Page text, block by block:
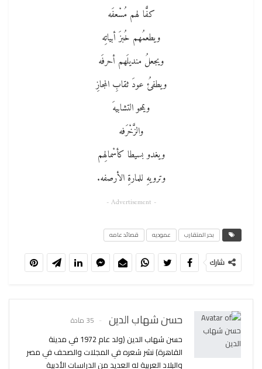
كفًّا لهم مُسْعفَه
ويطعمُهم خُبزَ أبياتِه
ويجعلُ منديلَهم أحرفَه
ويطفئُ عودَ ثقابِ المجازِ
ويمحو التشابيهَ
والزَّخْرَفه
ويغدو بسيطا كأسْمالِهم
وترويهِ للمارةِ الأرصفه.
- Advertisement -
بحر المتقارب عموديه قصائد عامه
شارك
حسن شهاب الدين 35 مادة
حسن شهاب الدين (ولد عام 1972 في مدينة
القاهرة) نشر شعره في المجلات والصحف في مصر
والبلاد العربية له العديد من الدراسات الأدبية